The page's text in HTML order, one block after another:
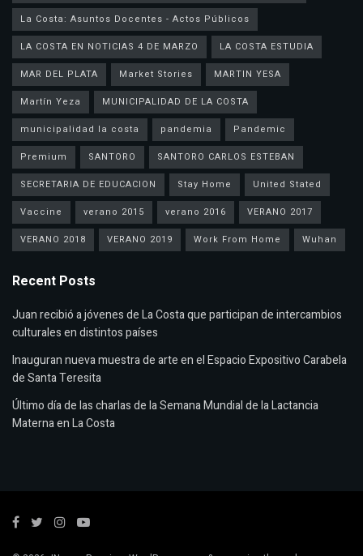
La Costa: Asuntos Docentes - Actos Públicos
LA COSTA EN NOTICIAS 4 DE MARZO
LA COSTA ESTUDIA
MAR DEL PLATA
Market Stories
MARTIN YESA
Martín Yeza
MUNICIPALIDAD DE LA COSTA
municipalidad la costa
pandemia
Pandemic
Premium
SANTORO
SANTORO CARLOS ESTEBAN
SECRETARIA DE EDUCACION
Stay Home
United Stated
Vaccine
verano 2015 verano 2016
VERANO 2017
VERANO 2018
VERANO 2019 Work From Home Wuhan
Recent Posts
Juan recibió a jóvenes de La Costa que participan de intercambios
culturales en distintos países
Inauguran nueva muestra de arte en el Espacio Expositivo Carabela
de Santa Teresita
Último día de las charlas de la Semana Mundial de la Lactancia
Materna en La Costa